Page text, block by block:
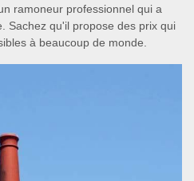
ramoneur professionnel qui a
Sachez qu'il propose des prix qui
à beaucoup de monde.